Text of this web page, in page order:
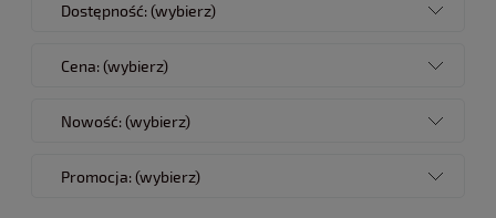
Dostępność: (wybierz)
Cena: (wybierz)
Nowość: (wybierz)
Promocja: (wybierz)